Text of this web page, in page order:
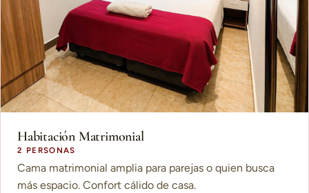
Habitación Matrimonial
2 PERSONAS
Cama matrimonial amplia para parejas o quien busca
más espacio. Confort cálido de casa.